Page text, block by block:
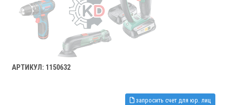
АРТИКУЛ: 1150632
запросить счет для юр. лиц